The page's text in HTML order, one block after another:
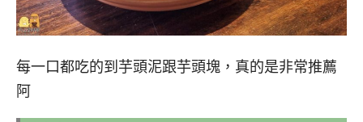
每一口都吃的到芋頭泥跟芋頭塊，真的是非常推薦
阿